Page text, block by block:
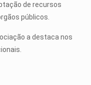
de recursos
públicos.
a destaca nos